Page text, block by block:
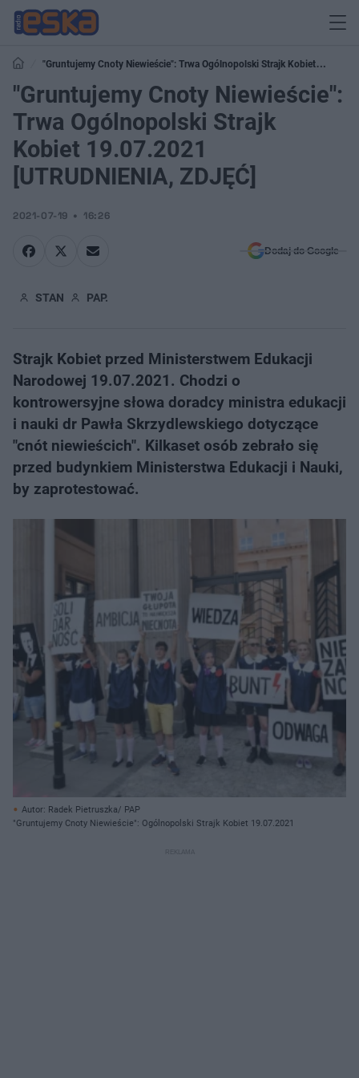
"Gruntujemy Cnoty Niewieście": Trwa Ogólnopolski Strajk Kobiet
19.07.2021 [UTRUDNIENIA, ZDJĘĆ]
"Gruntujemy Cnoty Niewieście":
Trwa Ogólnopolski Strajk
Kobiet 19.07.2021
[UTRUDNIENIA, ZDJĘĆ]
2021-07-19 16:26
Dodaj do Google
STAN PAP.
Strajk Kobiet przed Ministerstwem Edukacji
Narodowej 19.07.2021. Chodzi o
kontrowersyjne słowa doradcy ministra edukacji
i nauki dr Pawła Skrzydlewskiego dotyczące
"cnót niewieścich". Kilkaset osób zebrało się
przed budynkiem Ministerstwa Edukacji i Nauki,
by zaprotestować.
Autor: Radek Pietruszka/ PAP
"Gruntujemy Cnoty Niewieście": Ogólnopolski Strajk Kobiet 19.07.2021